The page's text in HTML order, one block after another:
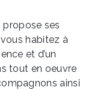
propose ses
vous habitez à
et d’un
tout en oeuvre
ainsi